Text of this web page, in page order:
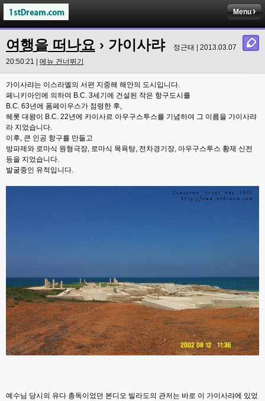
Menu
여행을 떠나요 › 가이사랴
정근태 | 2013.03.07
20:50:21 | 메뉴 건너뛰기
가이사랴는 이스라엘의 서편 지중해 해안의 도시입니다.
페니키아인에 의하여 B.C. 3세기에 건설된 작은 항구도시를
B.C. 63년에 폼페이우스가 점령한 후,
헤롯 대왕이 B.C. 22년에 카이사르 아우구스투스를 기념하여 그 이름을 가이사랴
라 지었습니다.
이후, 큰 인공 항구를 만들고
방파제와 로마식 원형극장, 로마식 목욕탕, 전차경기장, 아우구스투스 황제 신전
등을 지었습니다.
발굴중인 유적입니다.
예수님 당시의 유다 총독이었던 본디오 빌라도의 관저는 바로 이 가이사랴에 있었